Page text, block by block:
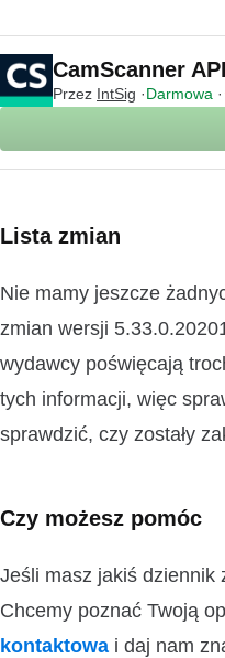
CamScanner
Przez IntSig Darmowa
Lista zmian
Nie mamy jeszcze
zmian wersji
wydawcy poświęcają
tych informacji, więc
sprawdzić, czy zostały
Czy możesz pomóc
Jeśli masz jakiś dziennik
Chcemy poznać Twoją
kontaktowa i daj nam